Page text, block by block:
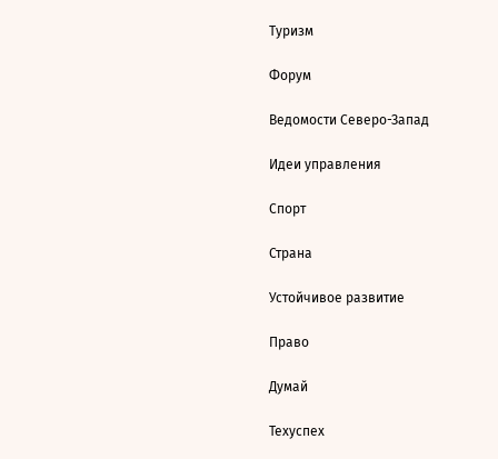
Туризм
Форум
Ведомости Северо-Запад
Идеи управления
Спорт
Страна
Устойчивое развитие
Право
Думай
Техуспех